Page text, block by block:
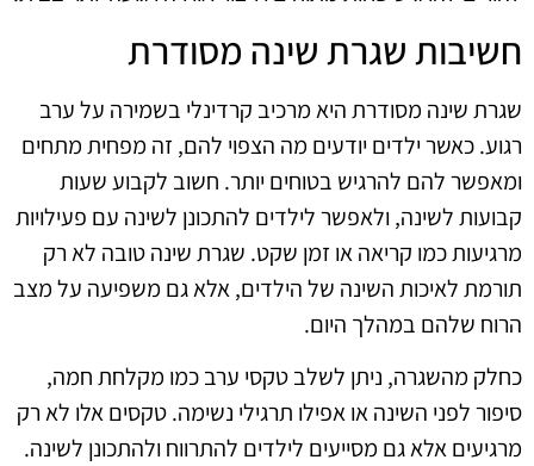
חשיבות שגרת שינה מסודרת
שגרת שינה מסודרת היא מרכיב קרדינלי בשמירה על ערב
רגוע. כאשר ילדים יודעים מה הצפוי להם, זה מפחית מתחים
ומאפשר להם להרגיש בטוחים יותר. חשוב לקבוע שעות
קבועות לשינה, ולאפשר לילדים להתכונן לשינה עם פעילויות
מרגיעות כמו קריאה או זמן שקט. שגרת שינה טובה לא רק
תורמת לאיכות השינה של הילדים, אלא גם משפיעה על מצב
הרוח שלהם במהלך היום.
כחלק מהשגרה, ניתן לשלב טקסי ערב כמו מקלחת חמה,
סיפור לפני השינה או אפילו תרגילי נשימה. טקסים אלו לא רק
מרגיעים אלא גם מסייעים לילדים להתרווח ולהתכונן לשינה.